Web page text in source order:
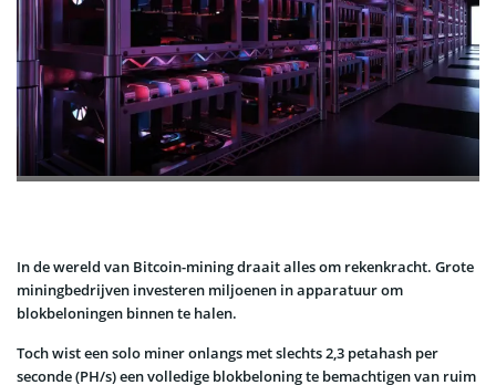
In de wereld van Bitcoin-mining draait alles om rekenkracht. Grote
miningbedrijven investeren miljoenen in apparatuur om
blokbeloningen binnen te halen.
Toch wist een solo miner onlangs met slechts 2,3 petahash per
seconde (PH/s) een volledige blokbeloning te bemachtigen van ruim